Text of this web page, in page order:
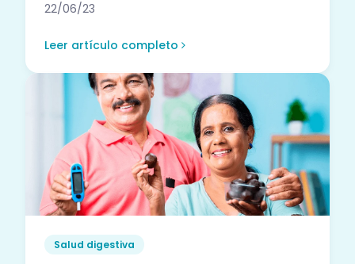
22/06/23
Leer artículo completo
Salud digestiva